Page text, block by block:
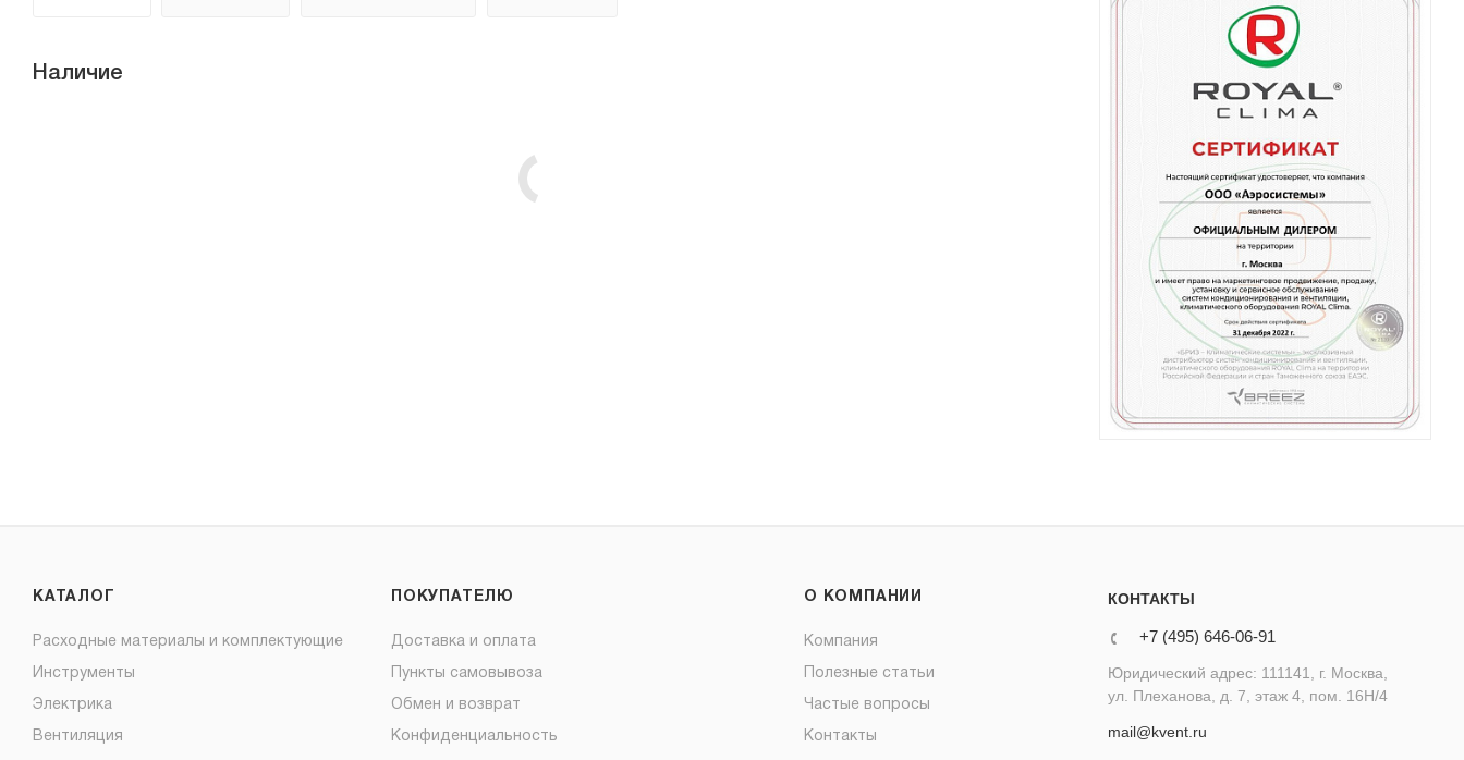
Наличие
КАТАЛОГ
Расходные материалы и комплектующие
Инструменты
Электрика
Вентиляция
ПОКУПАТЕЛЮ
Доставка и оплата
Пункты самовывоза
Обмен и возврат
Конфиденциальность
О КОМПАНИИ
Компания
Полезные статьи
Частые вопросы
Контакты
КОНТАКТЫ
+7 (495) 646-06-91
Юридический адрес: 111141, г. Москва,
ул. Плеханова, д. 7, этаж 4, пом. 16Н/4
mail@kvent.ru